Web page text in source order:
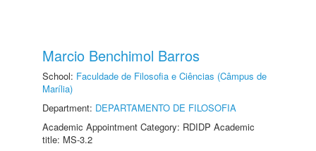
Marcio Benchimol Barros
School: Faculdade de Filosofia e Ciências (Câmpus de
Marília)
Department: DEPARTAMENTO DE FILOSOFIA
Academic Appointment Category: RDIDP Academic
title: MS-3.2